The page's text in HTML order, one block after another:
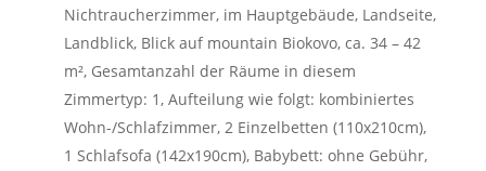
Nichtraucherzimmer, im Hauptgebäude, Landseite,
Landblick, Blick auf mountain Biokovo, ca. 34 – 42
m², Gesamtanzahl der Räume in diesem
Zimmertyp: 1, Aufteilung wie folgt: kombiniertes
Wohn-/Schlafzimmer, 2 Einzelbetten (110x210cm),
1 Schlafsofa (142x190cm), Babybett: ohne Gebühr,